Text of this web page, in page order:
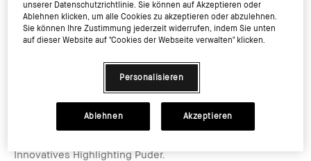
Innovatives Highlighting Puder.
unserer Datenschutzrichtlinie. Sie können auf Akzeptieren oder
Ablehnen klicken, um alle Cookies zu akzeptieren oder abzulehnen.
Sie können Ihre Zustimmung jederzeit widerrufen, indem Sie unten
auf dieser Website auf "Cookies der Webseite verwalten" klicken.
Personalisieren
Ablehnen Akzeptieren